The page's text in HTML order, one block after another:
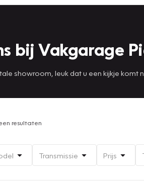
bij Vakgarage
showroom, leuk dat u een kijkje komt
resultaten
Transmissie Prijs